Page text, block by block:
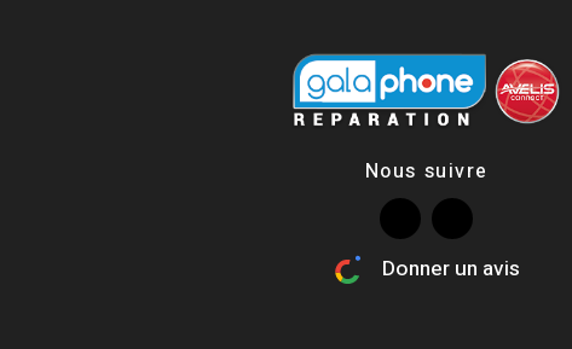
Nous suivre
Donner un avis